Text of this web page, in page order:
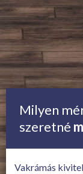
Milyen
szeretné
Vakrámás kivitel